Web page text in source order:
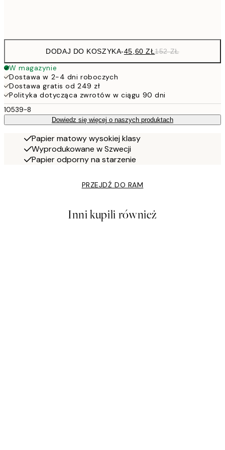
DODAJ DO KOSZYKA-45,60 ZŁ152 ZŁ
W magazynie
Dostawa w 2-4 dni roboczych
Dostawa gratis od 249 zł
Polityka dotycząca zwrotów w ciągu 90 dni
10539-8
Dowiedz się więcej o naszych produktach
Papier matowy wysokiej klasy
Wyprodukowane w Szwecji
Papier odporny na starzenie
PRZEJDŹ DO RAM
Inni kupili również